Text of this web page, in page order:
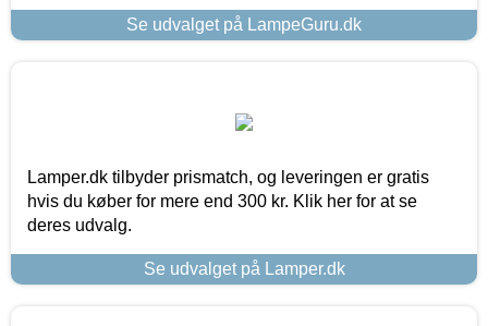
Se udvalget på LampeGuru.dk
Lamper.dk tilbyder prismatch, og leveringen er gratis
hvis du køber for mere end 300 kr. Klik her for at se
deres udvalg.
Se udvalget på Lamper.dk